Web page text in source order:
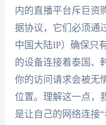
内的直播平台斥巨资
据协议，它们必须通
中国大陆IP）确保只
的设备连接着泰国、
你的访问请求会被无
位置。理解这一点，
是让自己的网络连接